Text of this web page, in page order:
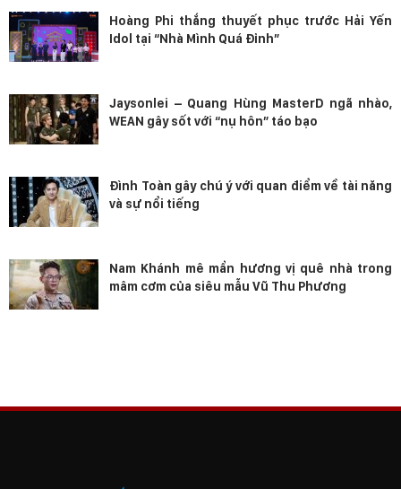
Hoàng Phi thắng thuyết phục trước Hải Yến
Idol tại “Nhà Mình Quá Đỉnh”
Jaysonlei – Quang Hùng MasterD ngã nhào,
WEAN gây sốt với “nụ hôn” táo bạo
Đình Toàn gây chú ý với quan điểm về tài năng
và sự nổi tiếng
Nam Khánh mê mẩn hương vị quê nhà trong
mâm cơm của siêu mẫu Vũ Thu Phương